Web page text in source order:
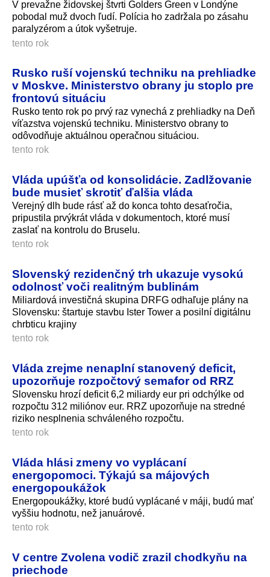
V prevažne židovskej štvrti Golders Green v Londýne
pobodal muž dvoch ľudí. Polícia ho zadržala po zásahu
paralyzérom a útok vyšetruje.
tento rok
Rusko ruší vojenskú techniku na prehliadke
v Moskve. Ministerstvo obrany ju stoplo pre
frontovú situáciu
Rusko tento rok po prvý raz vynechá z prehliadky na Deň
víťazstva vojenskú techniku. Ministerstvo obrany to
odôvodňuje aktuálnou operačnou situáciou.
tento rok
Vláda upúšťa od konsolidácie. Zadlžovanie
bude musieť skrotiť ďalšia vláda
Verejný dlh bude rásť až do konca tohto desaťročia,
pripustila prvýkrát vláda v dokumentoch, ktoré musí
zaslať na kontrolu do Bruselu.
tento rok
Slovenský rezidenčný trh ukazuje vysokú
odolnosť voči realitným bublinám
Miliardová investičná skupina DRFG odhaľuje plány na
Slovensku: štartuje stavbu Ister Tower a posilní digitálnu
chrbticu krajiny
tento rok
Vláda zrejme nenaplní stanovený deficit,
upozorňuje rozpočtový semafor od RRZ
Slovensku hrozí deficit 6,2 miliardy eur pri odchýlke od
rozpočtu 312 miliónov eur. RRZ upozorňuje na stredné
riziko nesplnenia schváleného rozpočtu.
tento rok
Vláda hlási zmeny vo vyplácaní
energopomoci. Týkajú sa májových
energopoukážok
Energopoukážky, ktoré budú vyplácané v máji, budú mať
vyššiu hodnotu, než januárové.
tento rok
V centre Zvolena vodič zrazil chodkyňu na
priechode